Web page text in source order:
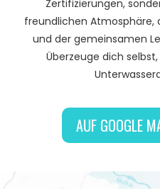
Zertifizierungen,
freundlichen Atmosphäre,
und der gemeinsamen
Überzeuge dich
AUF GOOGLE